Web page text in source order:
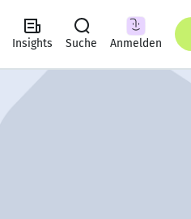
Insights Suche Anmelden